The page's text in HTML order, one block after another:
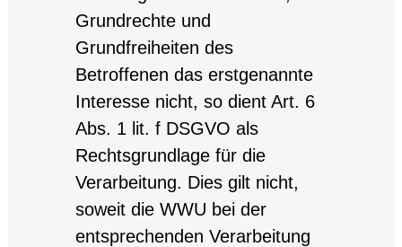
Grundrechte und
Grundfreiheiten des
Betroffenen das erstgenannte
Interesse nicht, so dient Art. 6
Abs. 1 lit. f DSGVO als
Rechtsgrundlage für die
Verarbeitung. Dies gilt nicht,
soweit die WWU bei der
entsprechenden Verarbeitung